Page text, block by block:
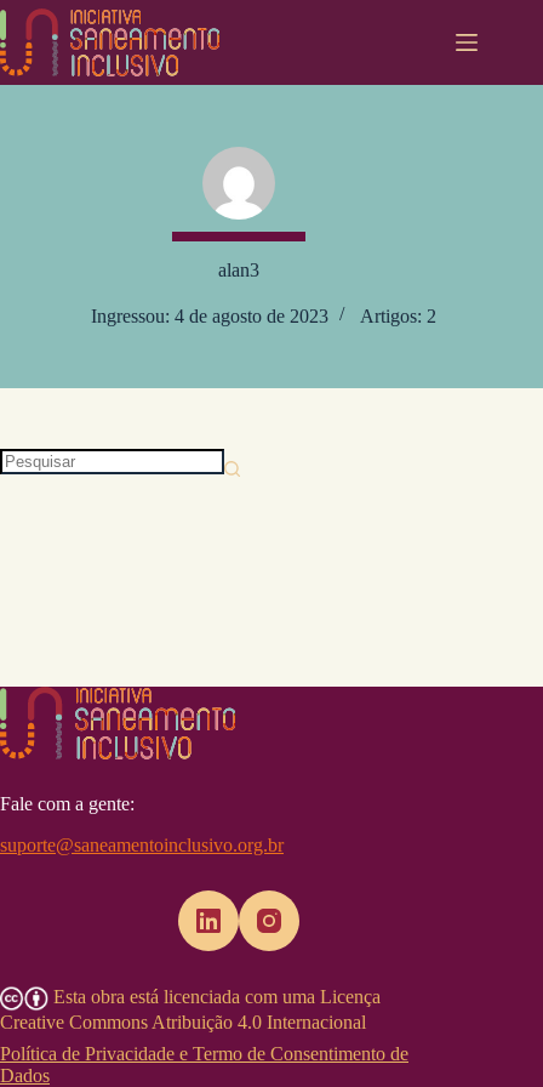
Pular
o
conteúdo
alan3
Ingressou: 4 de agosto de 2023 Artigos: 2
Fale com a gente:
suporte@saneamentoinclusivo.org.br
Esta obra está licenciada com uma Licença
Creative Commons Atribuição 4.0 Internacional
Política de Privacidade e Termo de Consentimento de
Dados